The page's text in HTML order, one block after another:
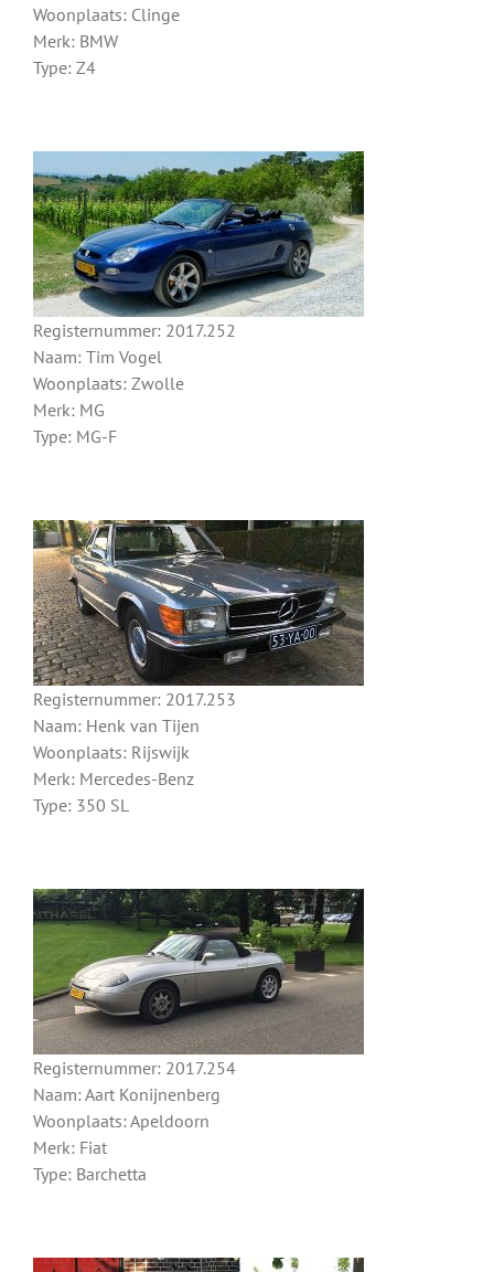
Woonplaats: Clinge
Merk: BMW
Type: Z4
Registernummer: 2017.252
Naam: Tim Vogel
Woonplaats: Zwolle
Merk: MG
Type: MG-F
Registernummer: 2017.253
Naam: Henk van Tijen
Woonplaats: Rijswijk
Merk: Mercedes-Benz
Type: 350 SL
Registernummer: 2017.254
Naam: Aart Konijnenberg
Woonplaats: Apeldoorn
Merk: Fiat
Type: Barchetta